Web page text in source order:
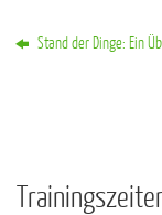
Stand der Dinge: Ein